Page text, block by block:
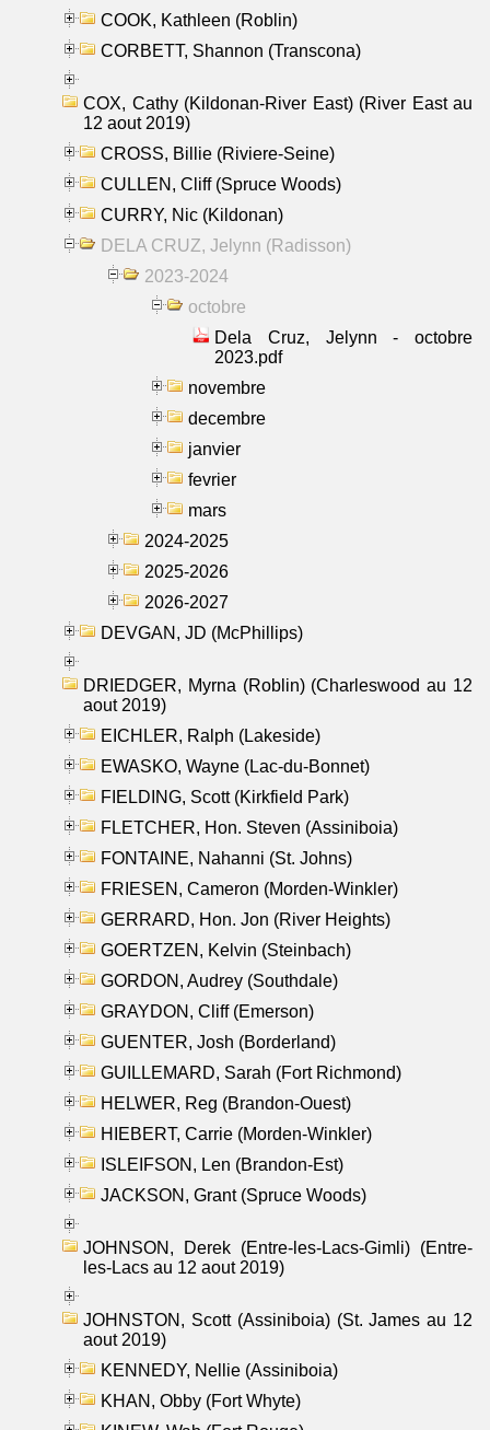
COOK, Kathleen (Roblin)
CORBETT, Shannon (Transcona)
COX, Cathy (Kildonan-River East) (River East au
12 aout 2019)
CROSS, Billie (Riviere-Seine)
CULLEN, Cliff (Spruce Woods)
CURRY, Nic (Kildonan)
DELA CRUZ, Jelynn (Radisson)
2023-2024
octobre
Dela Cruz, Jelynn - octobre
2023.pdf
novembre
decembre
janvier
fevrier
mars
2024-2025
2025-2026
2026-2027
DEVGAN, JD (McPhillips)
DRIEDGER, Myrna (Roblin) (Charleswood au 12
aout 2019)
EICHLER, Ralph (Lakeside)
EWASKO, Wayne (Lac-du-Bonnet)
FIELDING, Scott (Kirkfield Park)
FLETCHER, Hon. Steven (Assiniboia)
FONTAINE, Nahanni (St. Johns)
FRIESEN, Cameron (Morden-Winkler)
GERRARD, Hon. Jon (River Heights)
GOERTZEN, Kelvin (Steinbach)
GORDON, Audrey (Southdale)
GRAYDON, Cliff (Emerson)
GUENTER, Josh (Borderland)
GUILLEMARD, Sarah (Fort Richmond)
HELWER, Reg (Brandon-Ouest)
HIEBERT, Carrie (Morden-Winkler)
ISLEIFSON, Len (Brandon-Est)
JACKSON, Grant (Spruce Woods)
JOHNSON, Derek (Entre-les-Lacs-Gimli) (Entre-
les-Lacs au 12 aout 2019)
JOHNSTON, Scott (Assiniboia) (St. James au 12
aout 2019)
KENNEDY, Nellie (Assiniboia)
KHAN, Obby (Fort Whyte)